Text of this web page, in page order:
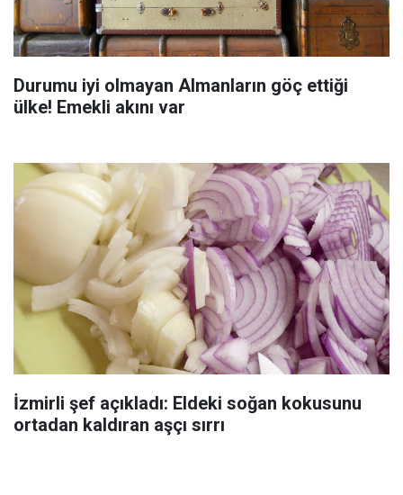
Durumu iyi olmayan Almanların göç ettiği
ülke! Emekli akını var
İzmirli şef açıkladı: Eldeki soğan kokusunu
ortadan kaldıran aşçı sırrı